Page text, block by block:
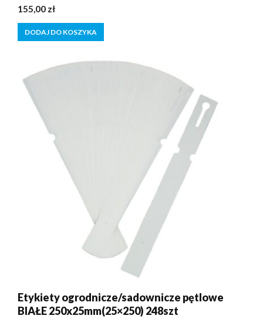
0
z
5
155,00 zł
DODAJ DO KOSZYKA
Etykiety ogrodnicze/sadownicze pętlowe
BIAŁE 250x25mm(25×250) 248szt